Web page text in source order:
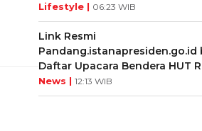
Lifestyle | 06:23 WIB
Link Resmi
Pandang.istanapresiden.go.id
Daftar Upacara Bendera HUT
Istana Negara
News | 12:13 WIB